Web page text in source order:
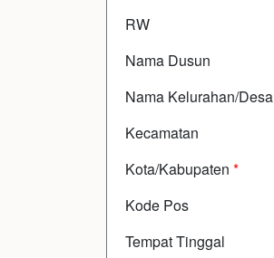
RW
Nama Dusun
Nama Kelurahan/Desa
Kecamatan
Kota/Kabupaten *
Kode Pos
Tempat Tinggal